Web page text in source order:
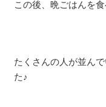
この後、晩ごはんを
たくさんの人が並ん
た♪